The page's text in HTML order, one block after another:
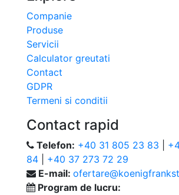
Companie
Produse
Servicii
Calculator greutati
Contact
GDPR
Termeni si conditii
Contact rapid
Telefon: +40 31 805 23 83
84
+40 37 273 72 29
E-mail:
Program de lucru: